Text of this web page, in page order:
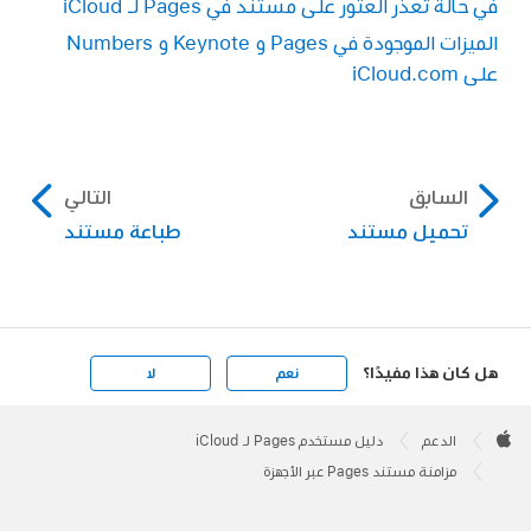
بالنسبة لمستند لم يتم حفظه:اختر
ملف > حفظ (من القائمة "ملف" في الجزء العلوي
من الشاشة)، ثم انقر على القائمة المنبثقة
على Mac والعكس صحيح.
في حالة تعذر العثور على مستند في Pages لـ iCloud
الميزات الموجودة في Pages و Keynote و Numbers
على iCloud.com
السابق
تحميل مستند
التالي
طباعة مستند
هل كان هذا مفيدًا؟ نعم لا
Footer

الدعم دليل مستخدم Pages لـ iCloud
مزامنة مستند Pages عبر الأجهزة